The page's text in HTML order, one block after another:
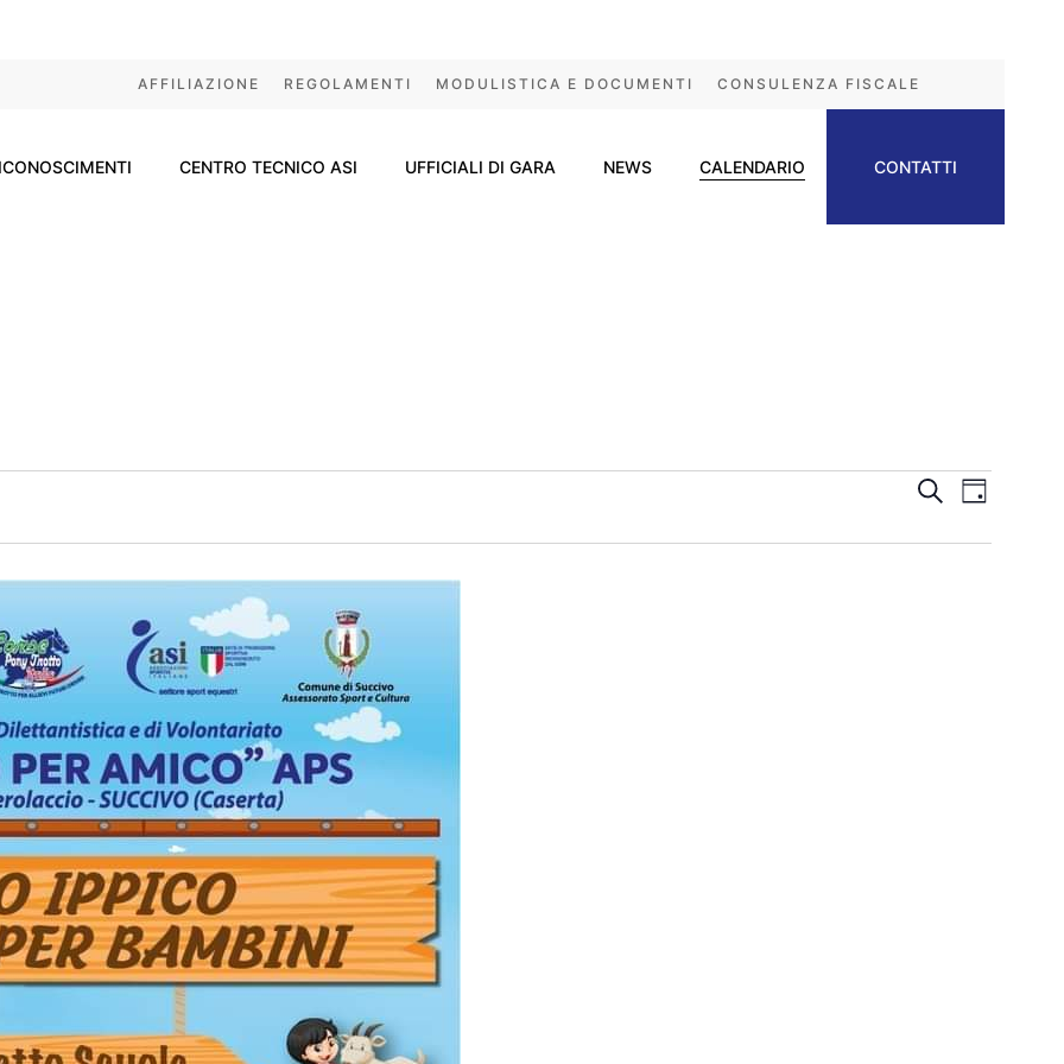
AFFILIAZIONE REGOLAMENTI MODULISTICA E DOCUMENTI CONSULENZA FISCALE
CENTRO TECNICO ASI UFFICIALI DI GARA NEWS CALENDARIO CONTATTI
Eventi
Ricerca
Cerca
Viste
Giorno